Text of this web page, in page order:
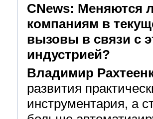
CNews: Меняются
компаниям в
вызовы в связи с
индустрией?
Владимир
развития
инструментария, а